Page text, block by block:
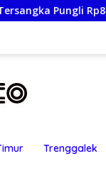
Rp80 Juta
Trenggalek